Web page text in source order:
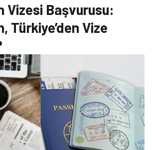
Vizesi Başvurusu:
Türkiye’den Vize